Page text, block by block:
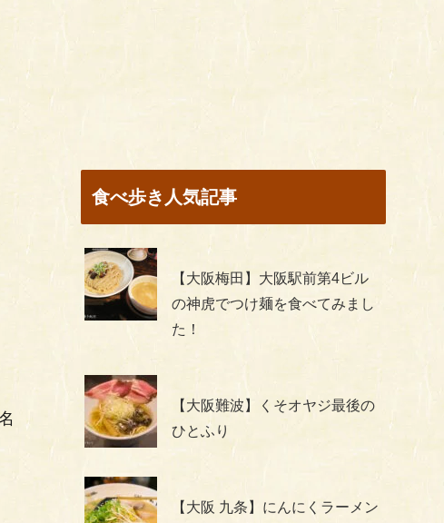
食べ歩き人気記事
【大阪梅田】大阪駅前第4ビル
の神虎でつけ麺を食べてみまし
た！
【大阪難波】くそオヤジ最後の
ひとふり
【大阪 九条】にんにくラーメン